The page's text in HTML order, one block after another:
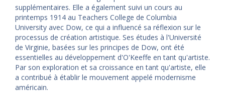
supplémentaires. Elle a également suivi un cours au
printemps 1914 au Teachers College de Columbia
University avec Dow, ce qui a influencé sa réflexion sur le
processus de création artistique. Ses études à l'Université
de Virginie, basées sur les principes de Dow, ont été
essentielles au développement d'O'Keeffe en tant qu'artiste.
Par son exploration et sa croissance en tant qu'artiste, elle
a contribué à établir le mouvement appelé modernisme
américain.